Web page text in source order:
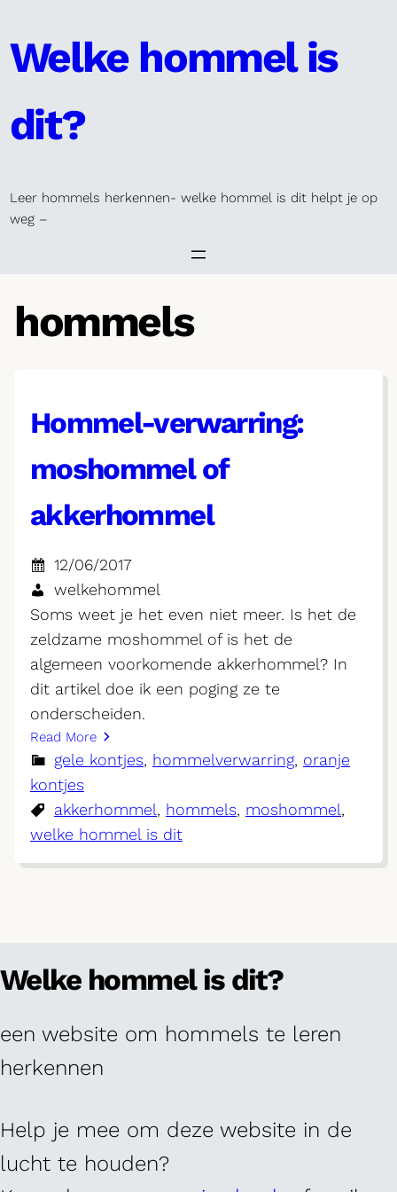
content
Welke hommel is
dit?
Leer hommels herkennen- welke hommel is dit helpt je op
weg –
hommels
Hommel-verwarring:
moshommel of
akkerhommel
12/06/2017
welkehommel
Soms weet je het even niet meer. Is het de
zeldzame moshommel of is het de
algemeen voorkomende akkerhommel? In
dit artikel doe ik een poging ze te
onderscheiden.
Read More
gele kontjes, hommelverwarring, oranje
kontjes
akkerhommel, hommels, moshommel
welke hommel is dit
Welke hommel is dit?
een website om hommels te leren
herkennen
Help je mee om deze website in de
lucht te houden?